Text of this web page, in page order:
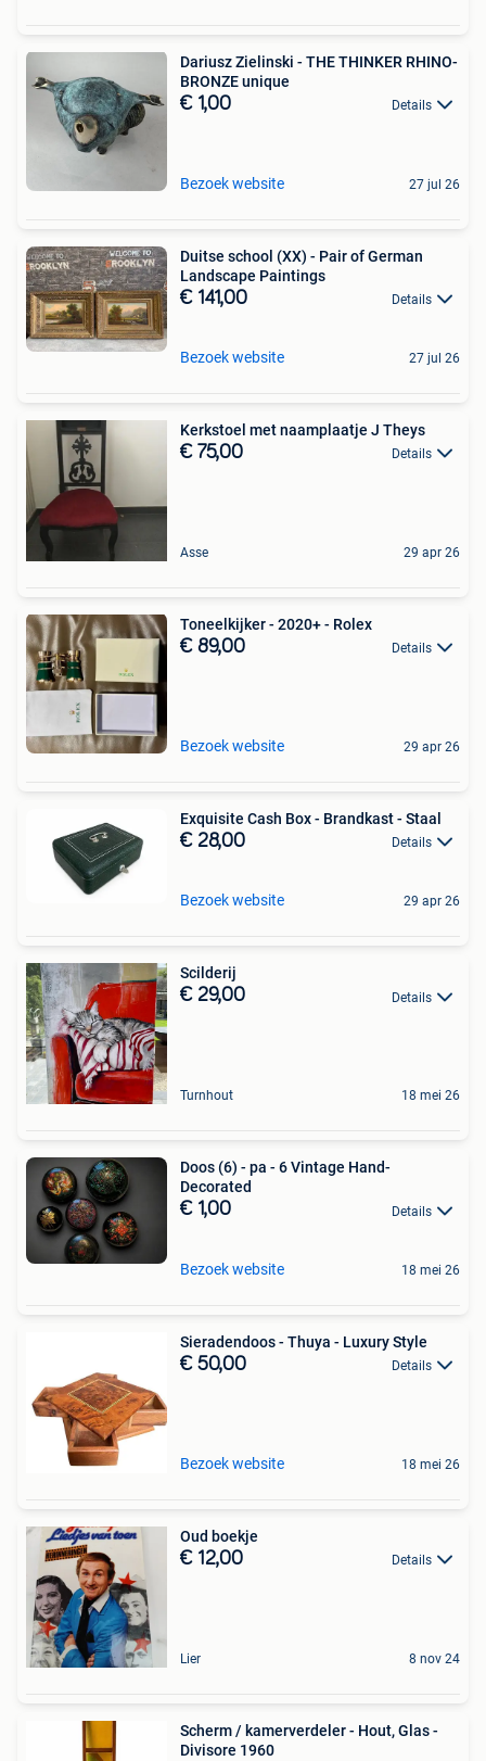
Dariusz Zielinski - THE THINKER RHINO-
BRONZE unique
€ 1,00 Details
Bezoek website 27 jul 26
Duitse school (XX) - Pair of German
Landscape Paintings
€ 141,00 Details
Bezoek website 27 jul 26
Kerkstoel met naamplaatje J Theys
€ 75,00 Details
Asse 29 apr 26
Toneelkijker - 2020+ - Rolex
€ 89,00 Details
Bezoek website 29 apr 26
Exquisite Cash Box - Brandkast - Staal
€ 28,00 Details
Bezoek website 29 apr 26
Scilderij
€ 29,00 Details
Turnhout 18 mei 26
Doos (6) - pa - 6 Vintage Hand-
Decorated
€ 1,00 Details
Bezoek website 18 mei 26
Sieradendoos - Thuya - Luxury Style
€ 50,00 Details
Bezoek website 18 mei 26
Oud boekje
€ 12,00 Details
Lier 8 nov 24
Scherm / kamerverdeler - Hout, Glas -
Divisore 1960